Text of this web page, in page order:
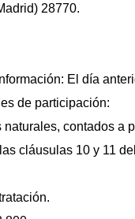
28770.
El día
de participación:
contados a
cláusulas 10 y 11